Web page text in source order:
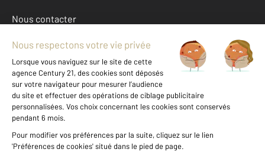
Nous contacter
Mentions légales & CGU et Barèmes d'honoraires
Données personnelles
Gestionnaire des cookies